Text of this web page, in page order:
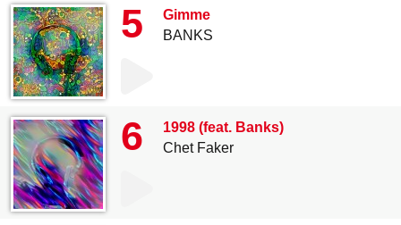
5
Gimme
BANKS
6
1998 (feat. Banks)
Chet Faker